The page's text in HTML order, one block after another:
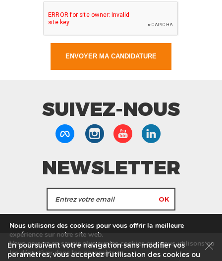
SUIVEZ-NOUS
NEWSLETTER
informations de Tang Frères.
Nos Magasins Service commercial
Recrutement
En poursuivant votre navigation sans modifier vos
paramètres, vous acceptez l’utilisation des cookies ou
Nous utilisons des cookies pour vous offrir la meilleure
expérience sur notre site web.
Vous pouvez en savoir plus sur les cookies que nous utilisons ou
les désactiver dans lesparamètres.